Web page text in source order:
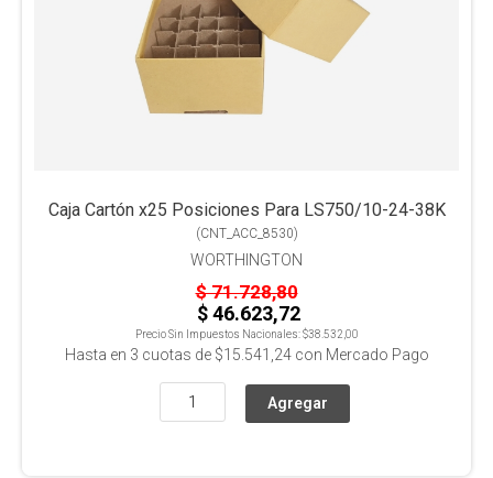
Caja Cartón x25 Posiciones Para LS750/10-24-38K
(CNT_ACC_8530)
WORTHINGTON
$ 71.728,80
$ 46.623,72
Precio Sin Impuestos Nacionales:$38.532,00
Hasta en 3 cuotas de $15.541,24con Mercado Pago